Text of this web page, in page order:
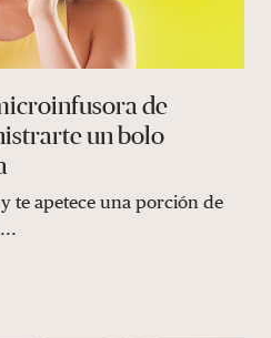
de
un bolo
te apetece una porción de